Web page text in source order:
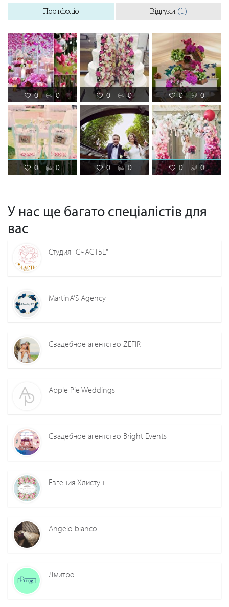
Портфоліо Відгуки (1)
0 0 0 0 0 0
0 0 0 0 0 0
У нас ще багато спеціалістів для
вас
Студия "СЧАСТЬЕ"
MartinA’S Agency
Свадебное агентство ZEFIR
Apple Pie Weddings
Свадебное агентство Bright Events
Евгения Хлистун
Angelo bianco
Дмитро